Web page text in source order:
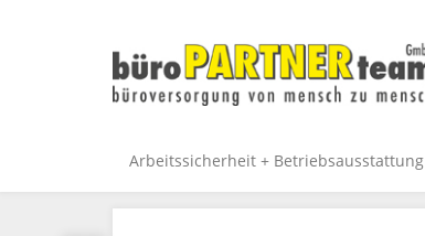
Arbeitssicherheit + Betriebsausstattung